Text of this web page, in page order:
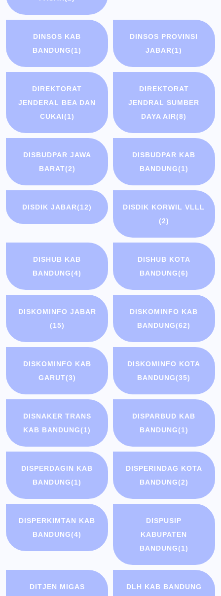
DINSOS KAB
BANDUNG(1)
DINSOS PROVINSI
JABAR(1)
DIREKTORAT
JENDERAL BEA DAN
CUKAI(1)
DIREKTORAT
JENDRAL SUMBER
DAYA AIR(8)
DISBUDPAR JAWA
BARAT(2)
DISBUDPAR KAB
BANDUNG(1)
DISDIK JABAR(12)
DISDIK KORWIL VLLL
(2)
DISHUB KAB
BANDUNG(4)
DISHUB KOTA
BANDUNG(6)
DISKOMINFO JABAR
(15)
DISKOMINFO KAB
BANDUNG(62)
DISKOMINFO KAB
GARUT(3)
DISKOMINFO KOTA
BANDUNG(35)
DISNAKER TRANS
KAB BANDUNG(1)
DISPARBUD KAB
BANDUNG(1)
DISPERDAGIN KAB
BANDUNG(1)
DISPERINDAG KOTA
BANDUNG(2)
DISPERKIMTAN KAB
BANDUNG(4)
DISPUSIP
KABUPATEN
BANDUNG(1)
DITJEN MIGAS
DLH KAB BANDUNG